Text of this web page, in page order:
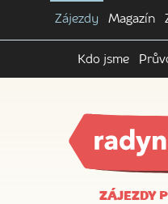
Zájezdy Magazín
Kdo jsme
ZÁJEZDY